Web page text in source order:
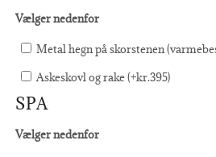
Vælger nedenfor
Metal hegn på skorstenen
Askeskovl og rake (+kr.395)
SPA
Vælger nedenfor